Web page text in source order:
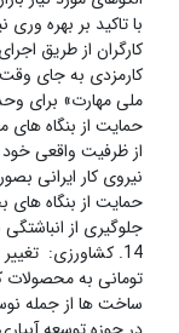
با تاکید بر بهره
کارگران از طریق
کارمزدی به جای
ملی مهارت» برای
حمایت از بنگاه های
از ظرفیت واقعی خود
نیروی کار ایرانی
حمایت از بنگاه های
جلوگیری از
تومانی به محصولات
ساخت ها از جمله